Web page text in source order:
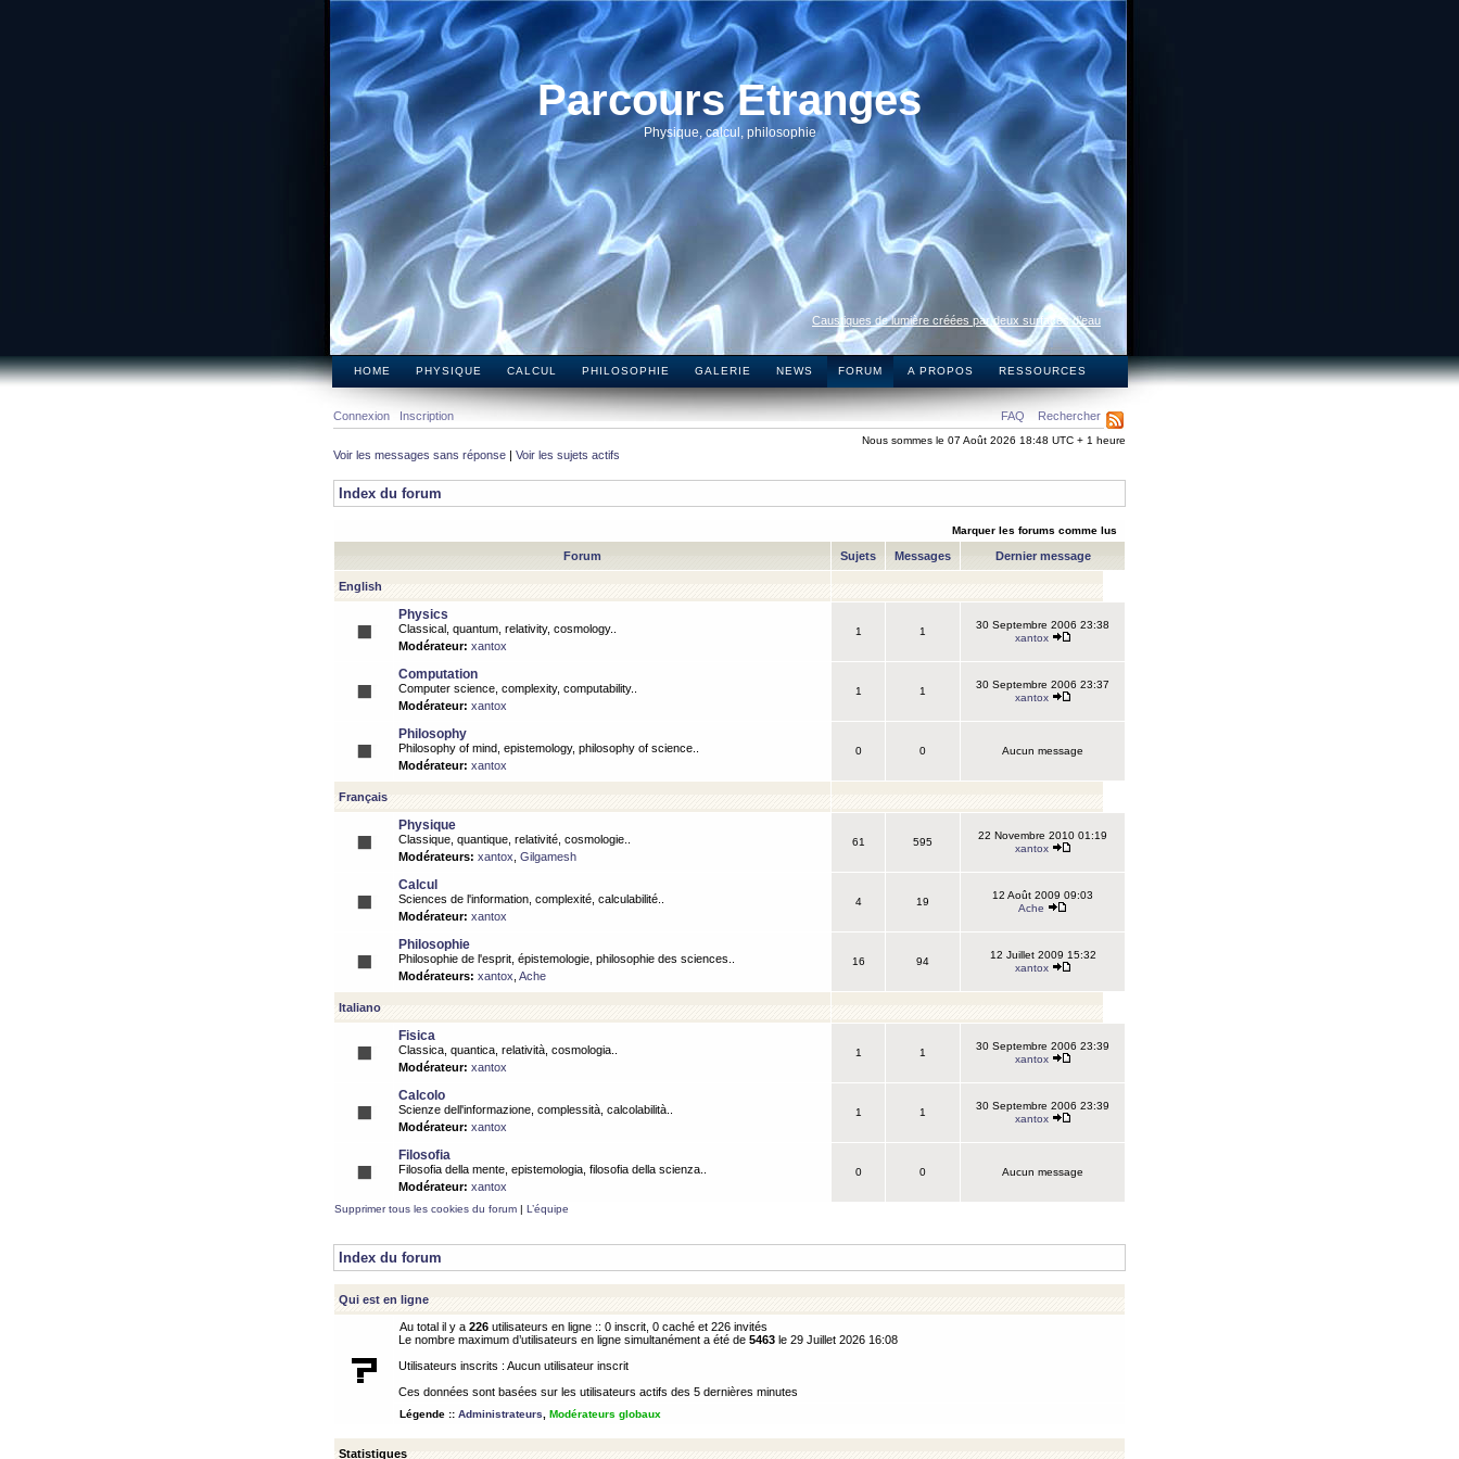
Parcours Etranges
Physique, calcul, philosophie
Caustiques de lumière créées par deux surfaces d’eau
HOME PHYSIQUE CALCUL PHILOSOPHIE GALERIE NEWS FORUM A PROPOS RESSOURCES
FAQ Rechercher
Connexion Inscription
Nous sommes le 07 Août 2026 18:48 UTC + 1 heure
Voir les messages sans réponse | Voir les sujets actifs
Index du forum
Marquer les forums comme lus
Forum Sujets Messages Dernier message
English
Physics
Classical, quantum, relativity, cosmology..
Modérateur: xantox
1 1
30 Septembre 2006 23:38
xantox
Computation
Computer science, complexity, computability..
Modérateur: xantox
1 1
30 Septembre 2006 23:37
xantox
Philosophy
Philosophy of mind, epistemology, philosophy of science..
Modérateur: xantox
0 0 Aucun message
Français
Physique
Classique, quantique, relativité, cosmologie..
Modérateurs: xantox Gilgamesh
61 595
22 Novembre 2010 01:19
xantox
Calcul
Sciences de l'information, complexité, calculabilité..
Modérateur: xantox
4 19
12 Août 2009 09:03
Ache
Philosophie
Philosophie de l'esprit, épistemologie, philosophie des sciences..
Modérateurs: xantox Ache
16 94
12 Juillet 2009 15:32
xantox
Italiano
Fisica
Classica, quantica, relatività, cosmologia..
Modérateur: xantox
1 1
30 Septembre 2006 23:39
xantox
Calcolo
Scienze dell'informazione, complessità, calcolabilità..
Modérateur: xantox
1 1
30 Septembre 2006 23:39
xantox
Filosofia
Filosofia della mente, epistemologia, filosofia della scienza..
Modérateur: xantox
0 0 Aucun message
Supprimer tous les cookies du forum | L’équipe
Index du forum
Qui est en ligne
Au total il y a 226 utilisateurs en ligne :: 0 inscrit, 0 caché et 226 invités
Le nombre maximum d’utilisateurs en ligne simultanément a été de 5463 le 29 Juillet 2026 16:08
Utilisateurs inscrits : Aucun utilisateur inscrit
Ces données sont basées sur les utilisateurs actifs des 5 dernières minutes
Légende :: Administrateurs Modérateurs globaux
Statistiques